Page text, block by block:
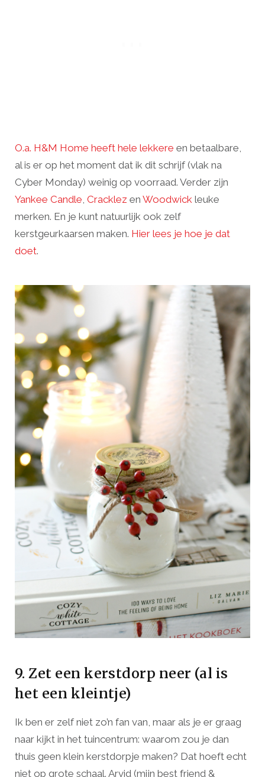
O.a. H&M Home heeft hele lekkere en betaalbare,
al is er op het moment dat ik dit schrijf (vlak na
Cyber Monday) weinig op voorraad. Verder zijn
Yankee Candle, Cracklez en Woodwick leuke
merken. En je kunt natuurlijk ook zelf
kerstgeurkaarsen maken. Hier lees je hoe je dat
doet.
9. Zet een kerstdorp neer (al is
het een kleintje)
Ik ben er zelf niet zo’n fan van, maar als je er graag
naar kijkt in het tuincentrum: waarom zou je dan
thuis geen klein kerstdorpje maken? Dat hoeft echt
niet op grote schaal. Arvid (mijn best friend &